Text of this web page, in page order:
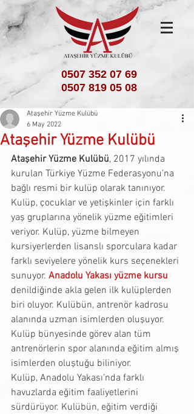
0507 352 07 69
0507 819 05 08
Ataşehir Yüzme Kulübü
Ataşehir Yüzme Kulübü
6 May 2022
Ataşehir Yüzme Kulübü, 2017 yılında
kurulan Türkiye Yüzme Federasyonu’na
bağlı resmi bir kulüp olarak tanınıyor.
Kulüp, çocuklar ve yetişkinler için farklı
yaş gruplarına yönelik yüzme eğitimleri
veriyor. Kulüp, yüzme bilmeyen
kursiyerlerden lisanslı sporculara kadar
farklı seviyelere yönelik kurs seçenekleri
sunuyor. Anadolu Yakası yüzme kursu
denildiğinde akla gelen ilk kulüplerden
biri oluyor. Kulübün, antrenör kadrosu
alanında uzman isimlerden oluşuyor.
Kulüp bünyesinde görev alan tüm
antrenörlerin spor alanında eğitim almış
isimlerden oluştuğu biliniyor.
Kulüp, Anadolu Yakası’nda farklı
havuzlarda eğitim faaliyetlerini
sürdürüyor. Kulübün, eğitim verdiği